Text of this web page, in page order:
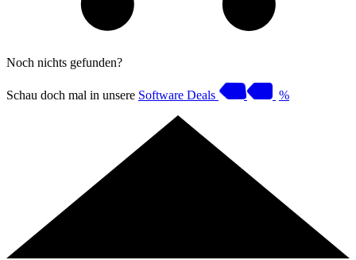
Noch nichts gefunden?
Schau doch mal in unsere Software Deals %